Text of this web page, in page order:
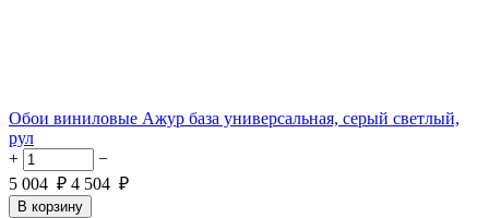
Обои виниловые Ажур база универсальная, серый светлый,
рул
+
−
5 004 ₽ 4 504 ₽
В корзину